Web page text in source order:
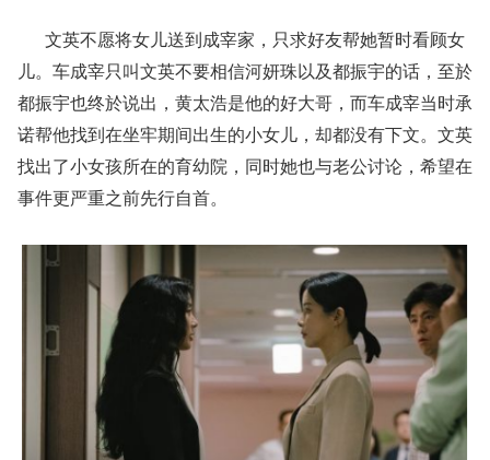
文英不愿将女儿送到成宰家，只求好友帮她暂时看顾女
儿。车成宰只叫文英不要相信河妍珠以及都振宇的话，至於
都振宇也终於说出，黄太浩是他的好大哥，而车成宰当时承
诺帮他找到在坐牢期间出生的小女儿，却都没有下文。文英
找出了小女孩所在的育幼院，同时她也与老公讨论，希望在
事件更严重之前先行自首。